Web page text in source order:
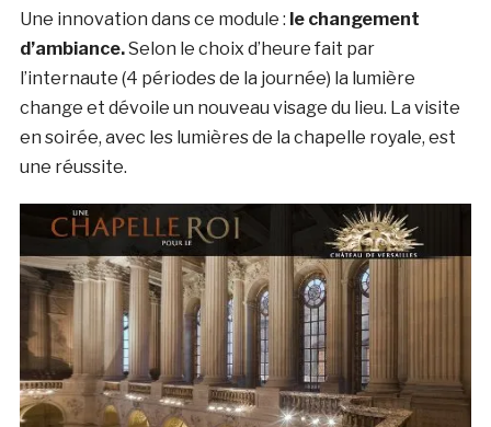
Une innovation dans ce module : le changement
d’ambiance.Selon le choix d’heure fait par
l’internaute (4 périodes de la journée) la lumière
change et dévoile un nouveau visage du lieu. La visite
en soirée, avec les lumières de la chapelle royale, est
une réussite.